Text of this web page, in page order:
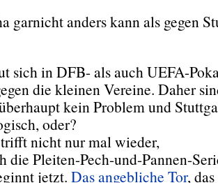
garnicht anders kann als gegen
sich in DFB- als auch UEFA-
die kleinen Vereine. Daher
kein Problem und
oder?
nicht nur mal wieder,
die Pleiten-Pech-und-Pannen-
jetzt. Das angebliche Tor,